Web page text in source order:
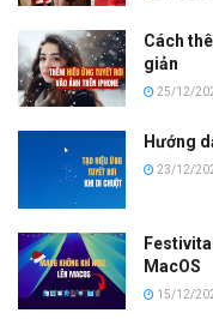
Cách
giản
25/12/
Hướng
23/12/
MacOS
15/12/